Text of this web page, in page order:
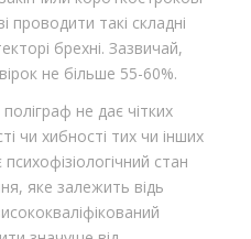
проводити такі складні
брехні. Зазвичай,
не більше 55-60%.
не дає чітких
чи хибності тих чи інших
стан
яке залежить відь